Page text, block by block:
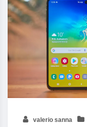
valerio sanna